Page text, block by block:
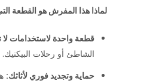
لماذا هذا المفرش هو القطعة
قطعة واحدة لاستخدامات لا
الشاطئ أو رحلات البيكنيك.
حماية وتجديد فوري لأثاثك: